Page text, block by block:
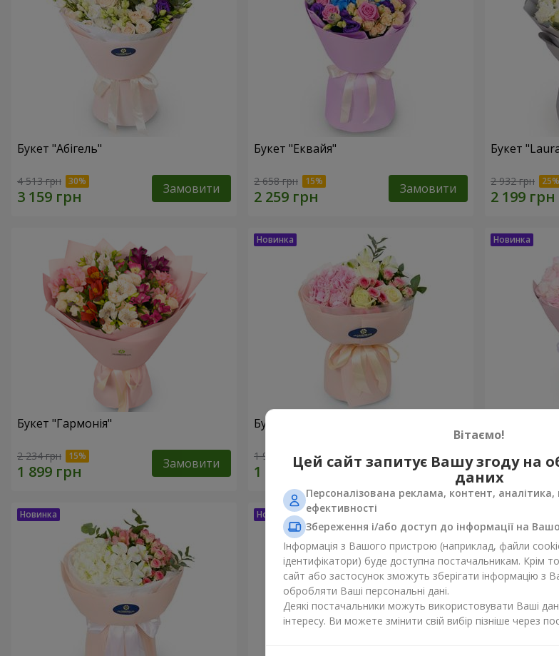
Букет "Абігель"
4 513 грн Замовити
Букет "Еквайя"
2 658 грн Замовити
Букет
2 932 грн
Букет "Гармонія"
2 234 грн Замовити
Букет "El Monte"
1 999 грн Замовити 1 777 грн
Вітаємо!
Цей сайт запитує Вашу згоду на
даних
Персоналізована реклама, контент,
ефективності
Збереження і/або доступ до інформації на
Інформація з Вашого пристрою (наприклад, файли cookie
ідентифікатори) буде доступна постачальникам. Крім
сайт або застосунок зможуть зберігати інформацію з
обробляти Ваші персональні дані.
Деякі постачальники можуть використовувати Ваші
інтересу. Ви можете змінити свій вибір пізніше через